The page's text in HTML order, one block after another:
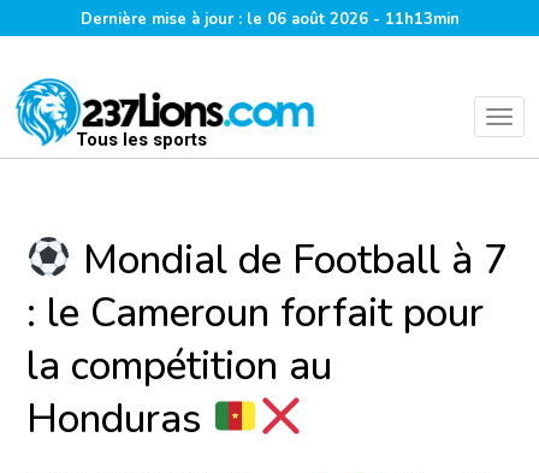
Dernière mise à jour : le 06 août 2026 - 11h13min
Tous les sports
Mondial de Football à 7
: le Cameroun forfait pour
la compétition au
Honduras